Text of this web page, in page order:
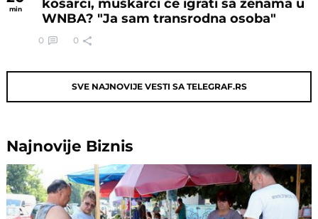
min
košarci, muškarci će igrati sa ženama u
WNBA? "Ja sam transrodna osoba"
0 0
SVE NAJNOVIJE VESTI SA TELEGRAF.RS
Najnovije Biznis